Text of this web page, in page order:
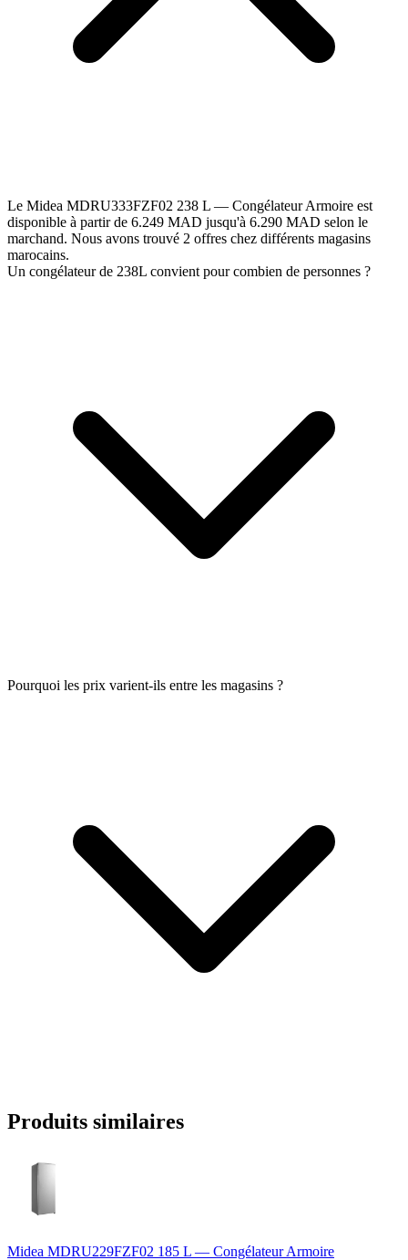
Le Midea MDRU333FZF02 238 L — Congélateur Armoire est
disponible à partir de 6.249 MAD jusqu'à 6.290 MAD selon le
marchand. Nous avons trouvé 2 offres chez différents magasins
marocains.
Un congélateur de 238L convient pour combien de personnes ?
Pourquoi les prix varient-ils entre les magasins ?
Produits similaires
Midea MDRU229FZF02 185 L — Congélateur Armoire